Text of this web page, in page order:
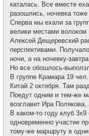
каталась. Все вместе
разошлись, ночевка
Сперва мы ехали за
велики местами волоком
Алексей Дещеревский
перспективами.
ночи, а на ночевку-
Но все обошлось-
В группе Крамара 19
Китай 2 октября. Там
Поедут одним и тем-же
возглавит Ира
В каком-то году клуб
одновременно участие
тому-же маршруту в